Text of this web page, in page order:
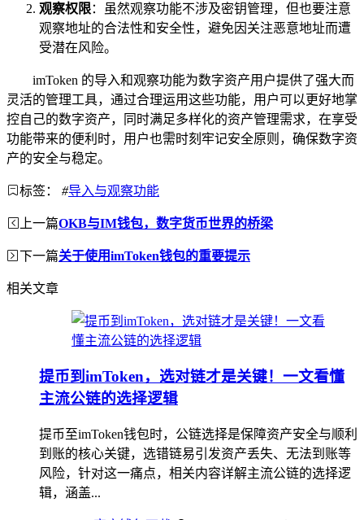
观察权限：虽然观察功能不涉及密钥管理，但也要注意
观察地址的合法性和安全性，避免因关注恶意地址而遭
受潜在风险。
imToken 的导入和观察功能为数字资产用户提供了强大而
灵活的管理工具，通过合理运用这些功能，用户可以更好地掌
控自己的数字资产，同时满足多样化的资产管理需求，在享受
功能带来的便利时，用户也需时刻牢记安全原则，确保数字资
产的安全与稳定。
标签： #导入与观察功能
上一篇OKB与IM钱包，数字货币世界的桥梁
下一篇关于使用imToken钱包的重要提示
相关文章
提币到imToken，选对链才是关键！一文看懂
主流公链的选择逻辑
提币至imToken钱包时，公链选择是保障资产安全与顺利
到账的核心关键，选错链易引发资产丢失、无法到账等
风险，针对这一痛点，相关内容详解主流公链的选择逻
辑，涵盖...